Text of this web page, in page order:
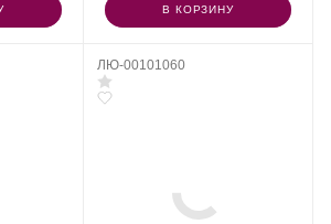
В КОРЗИНУ
ЛЮ-00101060